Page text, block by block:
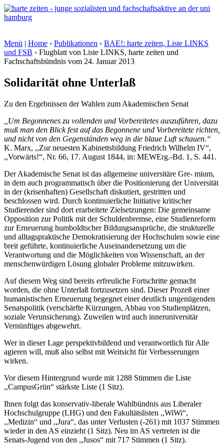
Menü | Home › Publikationen › BAE!: harte zeiten, Liste LINKS
und FSB › Flugblatt von Liste LINKS, harte zeiten und
Fachschaftsbündnis vom 24. Januar 2013
Solidarität ohne Unterlaß
Zu den Ergebnissen der Wahlen zum Akademischen Senat
,,Um Begonnenes zu vollenden und Vorbereitetes auszuführen, dazu
muß man den Blick fest auf das Begonnene und Vorbereitete richten,
und nicht von den Gegenständen weg in die blaue Luft schauen.“
K. Marx, ,,Zur neuesten Kabinettsbildung Friedrich Wilhelm IV“,
,,Vorwärts!“, Nr. 66, 17. August 1844, in: MEWErg.-Bd. 1, S. 441.
Der Akademische Senat ist das allgemeine universitäre Gre- mium,
in dem auch programmatisch über die Positionierung der Universität
in der (krisenhaften) Gesellschaft diskutiert, gestritten und
beschlossen wird. Durch kontinuierliche Initiative kritischer
Studierender sind dort erarbeitete Zielsetzungen: Die gemeinsame
Opposition zur Politik mit der Schuldenbremse, eine Studienreform
zur Erneuerung humboldtscher Bildungsansprüche, die strukturelle
und alltagspraktische Demokratisierung der Hochschulen sowie eine
breit geführte, kontinuierliche Auseinandersetzung um die
Verantwortung und die Möglichkeiten von Wissenschaft, an der
menschenwürdigen Lösung globaler Probleme mitzuwirken.
Auf diesem Weg sind bereits erfreuliche Fortschritte gemacht
worden, die ohne Unterlaß fortzusetzen sind. Dieser Prozeß einer
humanistischen Erneuerung begegnet einer deutlich ungenügenden
Senatspolitik (verschärfte Kürzungen, Abbau von Studienplätzen,
soziale Verunsicherung). Zuweilen wird auch inneruniversitär
Vernünftiges abgewehrt.
Wer in dieser Lage perspektivbildend und verantwortlich für Alle
agieren will, muß also selbst mit Weitsicht für Verbesserungen
wirken.
Vor diesem Hintergrund wurde mit 1288 Stimmen die Liste
,,CampusGrün“ stärkste Liste (1 Sitz).
Ihnen folgt das konservativ-liberale Wahlbündnis aus Liberaler
Hochschulgruppe (LHG) und den Fakultätslisten ,,WiWi“,
,,Medizin“ und ,,Jura“, das unter Verlusten (-261) mit 1037 Stimmen
wieder in den AS einzieht (1 Sitz). Neu im AS vertreten ist die
Senats-Jugend von den ,,Jusos“ mit 717 Stimmen (1 Sitz).